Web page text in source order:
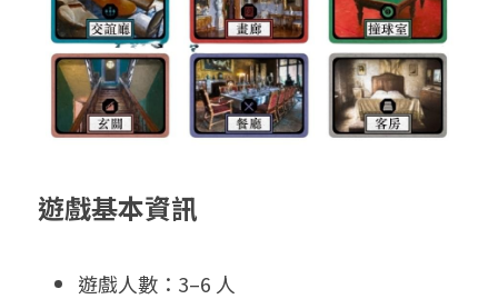
遊戲基本資訊
遊戲人數：3–6 人